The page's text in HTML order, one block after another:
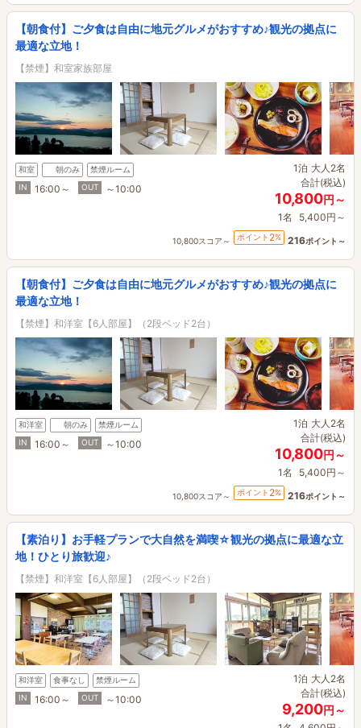
【朝食付】ご夕食は自由に地元グルメがおすすめ♪観光の拠点に
最適な立地！
【禁煙】和室家族部屋
和室 朝のみ
禁煙ルーム
IN
16:00～ OUT ～10:00
1泊 大人2名
合計(税込)
10,800円～
1名 5,400円～
10,800スコア～ ポイント 2% 216ポイント～
【朝食付】ご夕食は自由に地元グルメがおすすめ♪観光の拠点に
最適な立地！
【禁煙】和洋室【6人部屋】（2段ベッド2台）
和洋室 朝のみ
禁煙ルーム
IN
16:00～ OUT ～10:00
1泊 大人2名
合計(税込)
10,800円～
1名 5,400円～
10,800スコア～ ポイント 2% 216ポイント～
【素泊り】お手軽プランで大自然を満喫☆観光の拠点に最適な立
地！ひとり旅歓迎♪
【禁煙】和洋室【6人部屋】（2段ベッド2台）
和洋室 食事なし
禁煙ルーム
IN
16:00～ OUT ～10:00
1泊 大人2名
合計(税込)
9,200円～